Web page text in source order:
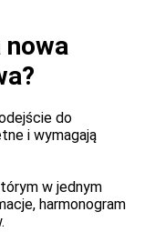
nowa
do
i wymagają
w jednym
harmonogram